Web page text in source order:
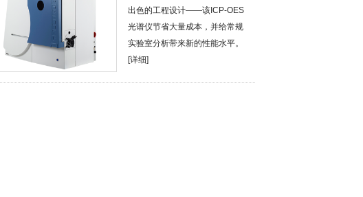
出色的工程设计——该ICP-OES
光谱仪节省大量成本，并给常规
实验室分析带来新的性能水平。
[详细]